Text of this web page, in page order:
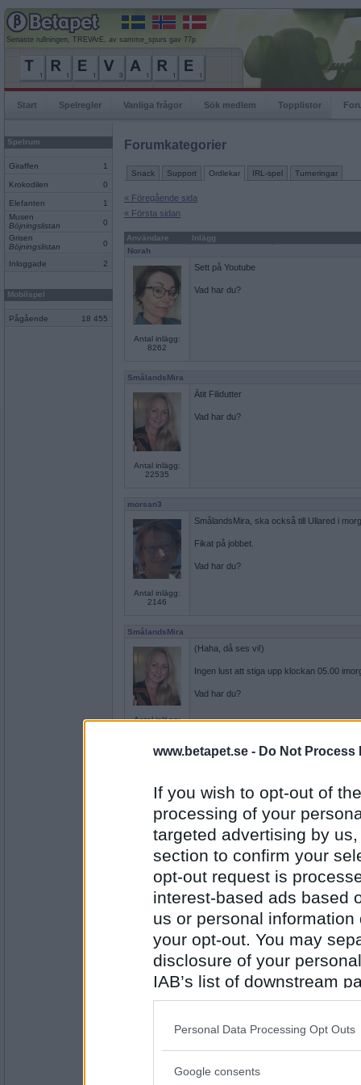
www.betapet.se - Do Not Process
If you wish to opt-out of
processing of your
targeted advertising by
section to confirm your
opt-out request is
interest-based ads based
us or personal
your opt-out. You may
disclosure of your
IAB’s list of downstream
also be disclosed by us
Downstream Participants
Please note that this
Personal Data Processing Opt Outs
Google consents
Senaste rullningen, TREVArE, av samme_spurs gav 77p
Start Spelregler Vanliga frågor Sök medlem Topplistor
Spelrum
Giraffen 1
Krokodilen 0
Elefanten
1
Musen
Böjningslistan
0
Grisen
Böjningslistan
0
Inloggade 2
Mobilspel
Pågående 18 455
Forumkategorier
Snack Support Ordlekar IRL-spel Turneringar
« Föregående sida
« Första sidan
Användare
Inlägg
Norah
Antal inlägg:
8262
Sett på Youtube
Vad har du?
SmålandsMira
Antal inlägg:
22535
Ätit Filidutter
Vad har du?
morsan3
Antal inlägg:
2146
SmålandsMira, ska också till Ullared i
Fikat på jobbet.
Vad har du?
SmålandsMira
Antal inlägg:
(Haha, då ses vi!)
Ingen lust att stiga upp klockan 05.00
Vad har du?
flamsjo
Antal inlägg:
2654
Vad har du?
SmålandsMira
22535
Varit uppe i en timme redan
Vad har du?
Ljud från teven och dotterns pianospel
Vad har du